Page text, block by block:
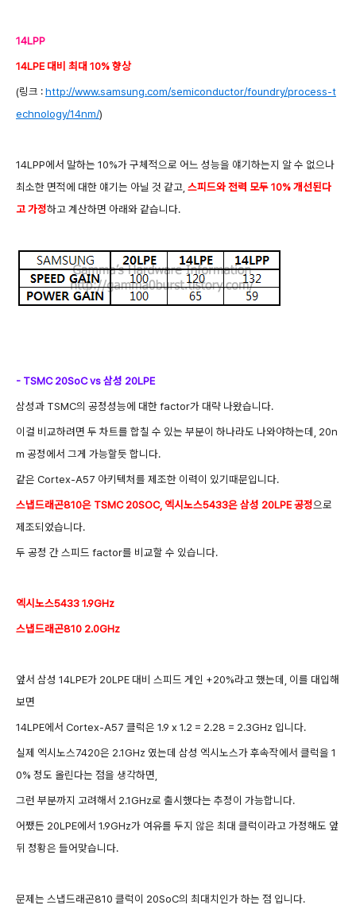
14LPP
14LPE 대비 최대 10% 향상
(링크 :http://www.samsung.com/semiconductor/foundry/process-t
echnology/14nm/)
14LPP에서 말하는 10%가 구체적으로 어느 성능을 얘기하는지 알 수 없으나
최소한 면적에 대한 얘기는 아닐 것 같고, 스피드와 전력 모두 10% 개선된다
고 가정하고 계산하면 아래와 같습니다.
- TSMC 20SoC vs 삼성 20LPE
삼성과 TSMC의 공정성능에 대한 factor가 대략 나왔습니다.
이걸 비교하려면 두 차트를 합칠 수 있는 부분이 하나라도 나와야하는데, 20n
m 공정에서 그게 가능할듯 합니다.
같은 Cortex-A57 아키텍처를 제조한 이력이 있기때문입니다.
스냅드래곤810은 TSMC 20SOC, 엑시노스5433은 삼성 20LPE 공정으로
제조되었습니다.
두 공정 간 스피드 factor를 비교할 수 있습니다.
엑시노스5433 1.9GHz
스냅드래곤810 2.0GHz
앞서 삼성 14LPE가 20LPE 대비 스피드 게인 +20%라고 했는데, 이를 대입해
보면
14LPE에서 Cortex-A57 클럭은 1.9 x 1.2 = 2.28 = 2.3GHz 입니다.
실제 엑시노스7420은 2.1GHz 였는데 삼성 엑시노스가 후속작에서 클럭을 1
0% 정도 올린다는 점을 생각하면
그런 부분까지 고려해서 2.1GHz로 출시했다는 추정이 가능합니다.
어쨌든 20LPE에서 1.9GHz가 여유를 두지 않은 최대 클럭이라고 가정해도 앞
뒤 정황은 들어맞습니다.
문제는 스냅드래곤810 클럭이 20SoC의 최대치인가 하는 점 입니다.